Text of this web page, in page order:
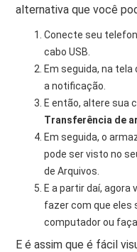
alternativa que você
Conecte seu
cabo USB.
Em seguida, na
a notificação.
E então, altere sua
Transferência de
Em seguida, o
pode ser visto no
de Arquivos.
E a partir daí, agora
fazer com que eles
computador ou faça
E é assim que é fácil